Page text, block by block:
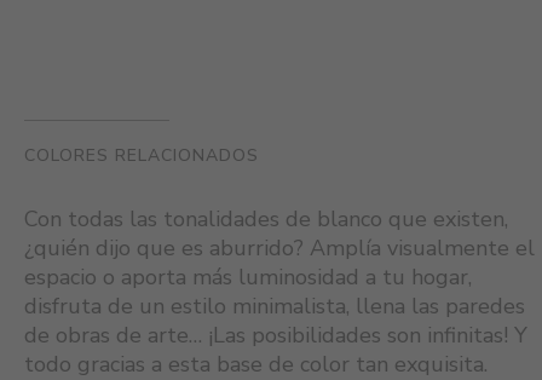
COLORES RELACIONADOS
Con todas las tonalidades de blanco que existen,
¿quién dijo que es aburrido? Amplía visualmente el
espacio o aporta más luminosidad a tu hogar,
disfruta de un estilo minimalista, llena las paredes
de obras de arte… ¡Las posibilidades son infinitas! Y
todo gracias a esta base de color tan exquisita.